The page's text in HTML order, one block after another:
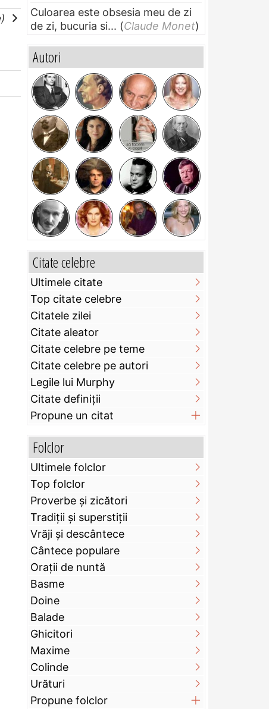
Culoarea este obsesia meu de zi
de zi, bucuria si... (Claude Monet)
Autori
Citate celebre
Ultimele citate
Top citate celebre
Citatele zilei
Citate aleator
Citate celebre pe teme
Citate celebre pe autori
Legile lui Murphy
Citate definiţii
Propune un citat
Folclor
Ultimele folclor
Top folclor
Proverbe și zicători
Tradiții și superstiții
Vrăji și descântece
Cântece populare
Orații de nuntă
Basme
Doine
Balade
Ghicitori
Maxime
Colinde
Urături
Propune folclor